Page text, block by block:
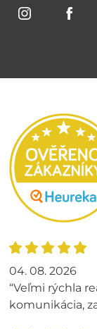
04. 08. 2026
“Veľmi rýchla
komunikácia,